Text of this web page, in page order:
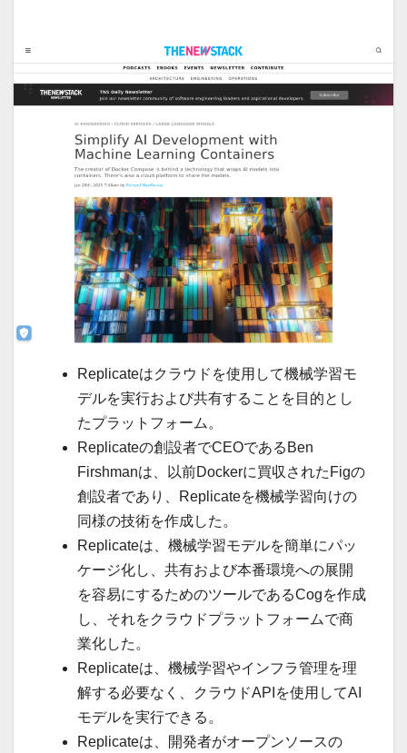
Replicateはクラウドを使用して機械学習モ
デルを実行および共有することを目的とし
たプラットフォーム。
Replicateの創設者でCEOであるBen
Firshmanは、以前Dockerに買収されたFigの
創設者であり、Replicateを機械学習向けの
同様の技術を作成した。
Replicateは、機械学習モデルを簡単にパッ
ケージ化し、共有および本番環境への展開
を容易にするためのツールであるCogを作成
し、それをクラウドプラットフォームで商
業化した。
Replicateは、機械学習やインフラ管理を理
解する必要なく、クラウドAPIを使用してAI
モデルを実行できる。
Replicateは、開発者がオープンソースの